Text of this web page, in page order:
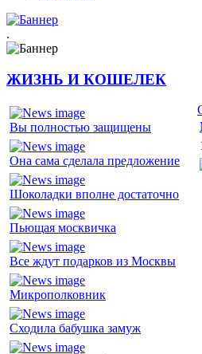
.
ЖИЗНЬ И КОШЕЛЕК
Вы полностью защищены
Она сама сделала предложение
Шоколадки вполне достаточно
Пьющая москвичка
Все ждут подарков из Москвы
Микрополковник
Сходила бабушка замуж